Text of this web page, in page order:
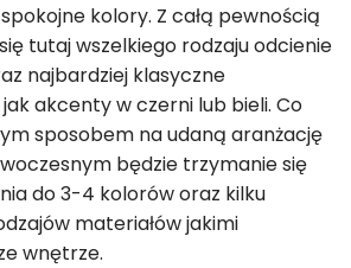
kolory. Z całą pewnością
tutaj wszelkiego rodzaju odcienie
najbardziej klasyczne
akcenty w czerni lub bieli. Co
sposobem na udaną aranżację
będzie trzymanie się
do 3-4 kolorów oraz kilku
materiałów jakimi
wnętrze.